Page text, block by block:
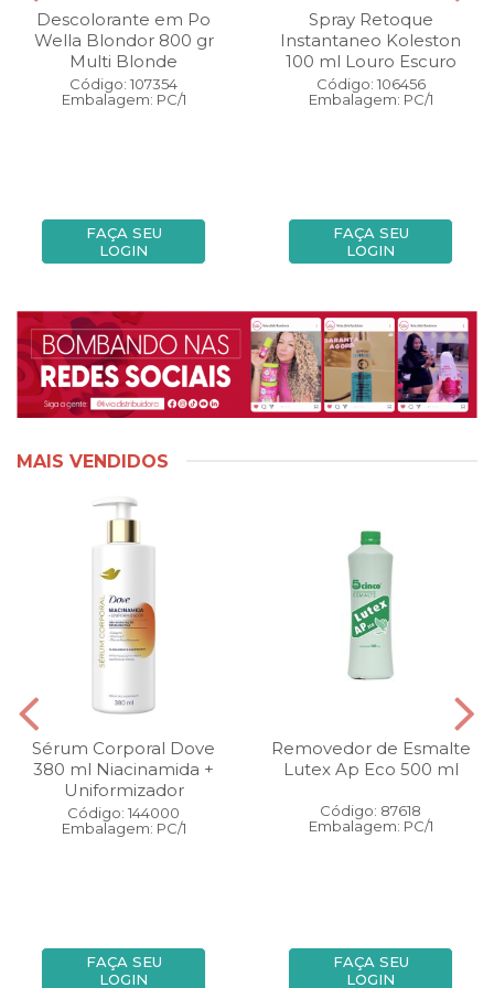
Descolorante em Po
Wella Blondor 800 gr
Multi Blonde
Código: 107354
Embalagem: PC/1
FAÇA SEU
LOGIN
Spray Retoque
Instantaneo Koleston
100 ml Louro Escuro
Código: 106456
Embalagem: PC/1
FAÇA SEU
LOGIN
MAIS VENDIDOS
Sérum Corporal Dove
380 ml Niacinamida +
Uniformizador
Código: 144000
Embalagem: PC/1
FAÇA SEU
LOGIN
Removedor de Esmalte
Lutex Ap Eco 500 ml
Código: 87618
Embalagem: PC/1
FAÇA SEU
LOGIN